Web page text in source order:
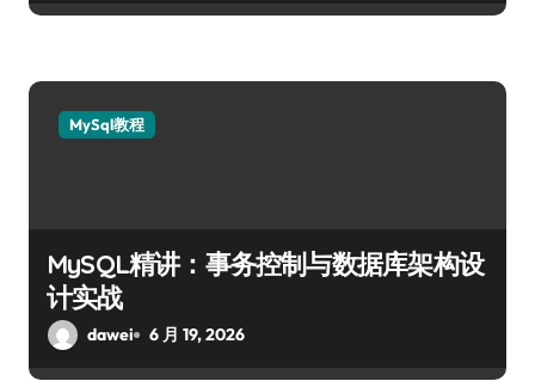
MySql教程
MySQL精讲：事务控制与数据库架构设
计实战
dawei 6 月 19, 2026